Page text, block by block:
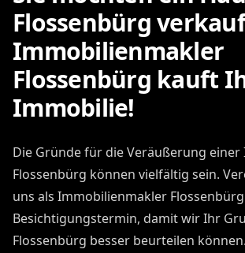
Flossenbürg
Immobilienmakler
Flossenbürg kauft
Immobilie!
Die Gründe für die Veräußerung
Flossenbürg können vielfältig sein.
uns als Immobilienmakler
Besichtigungstermin, damit wir Ihr
Flossenbürg besser beurteilen